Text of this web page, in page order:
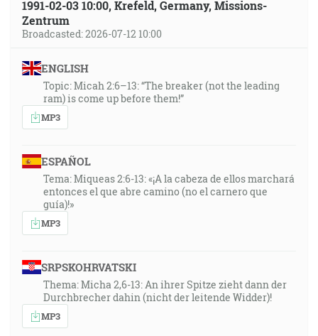
1991-02-03 10:00, Krefeld, Germany, Missions-
Zentrum
Broadcasted: 2026-07-12 10:00
ENGLISH
Topic: Micah 2:6–13: “The breaker (not the leading
ram) is come up before them!”
MP3
ESPAÑOL
Tema: Miqueas 2:6-13: «¡A la cabeza de ellos marchará
entonces el que abre camino (no el carnero que
guía)!»
MP3
SRPSKOHRVATSKI
Thema: Micha 2,6-13: An ihrer Spitze zieht dann der
Durchbrecher dahin (nicht der leitende Widder)!
MP3